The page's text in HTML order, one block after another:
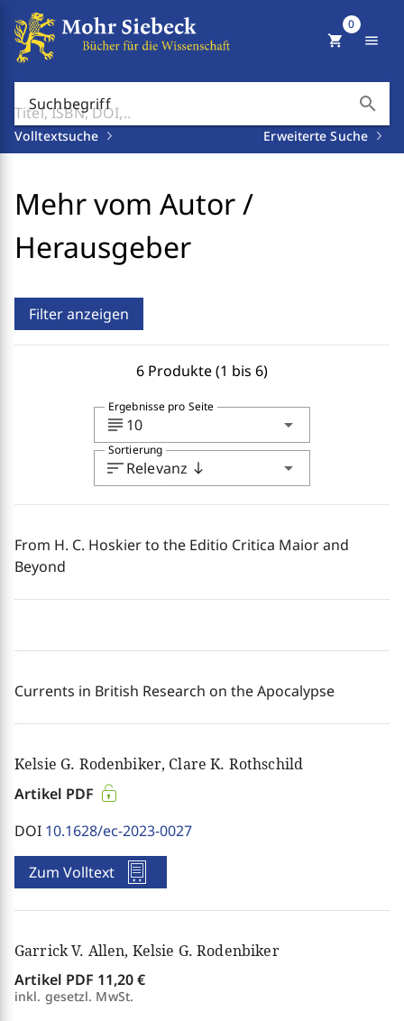
Suchbegriff search
Volltextsuche Erweiterte Suche
shopping_cart
0
menu
Mehr vom Autor /
Herausgeber
Filter anzeigen
6 Produkte (1 bis 6)
subject 10 arrow_drop_down
Ergebnisse pro Seite
sortRelevanz south arrow_drop_down
Sortierung
From H. C. Hoskier to the Editio Critica Maior and
Beyond
Currents in British Research on the Apocalypse
Kelsie G. Rodenbiker, Clare K. Rothschild
Artikel PDF
DOI 10.1628/ec-2023-0027
Zum Volltext
Garrick V. Allen, Kelsie G. Rodenbiker
Artikel PDF 11,20 €
inkl. gesetzl. MwSt.